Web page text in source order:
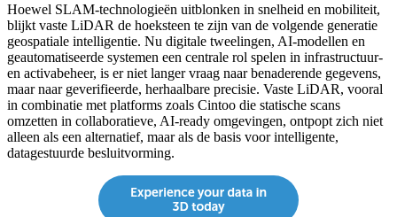
Hoewel SLAM-technologieën uitblonken in snelheid en mobiliteit,
blijkt vaste LiDAR de hoeksteen te zijn van de volgende generatie
geospatiale intelligentie. Nu digitale tweelingen, AI-modellen en
geautomatiseerde systemen een centrale rol spelen in infrastructuur-
en activabeheer, is er niet langer vraag naar benaderende gegevens,
maar naar geverifieerde, herhaalbare precisie. Vaste LiDAR, vooral
in combinatie met platforms zoals Cintoo die statische scans
omzetten in collaboratieve, AI-ready omgevingen, ontpopt zich niet
alleen als een alternatief, maar als de basis voor intelligente,
datagestuurde besluitvorming.